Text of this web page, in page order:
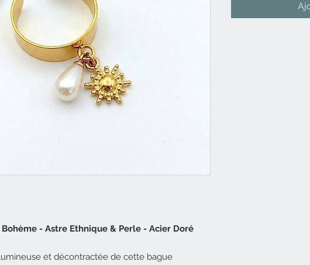
- Astre Ethnique & Perle - Acier Doré
et décontractée de cette bague